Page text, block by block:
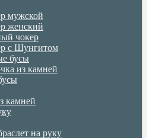
мужской
женский
чокер
с Шунгитом
бусы
из камней
камней
на руку